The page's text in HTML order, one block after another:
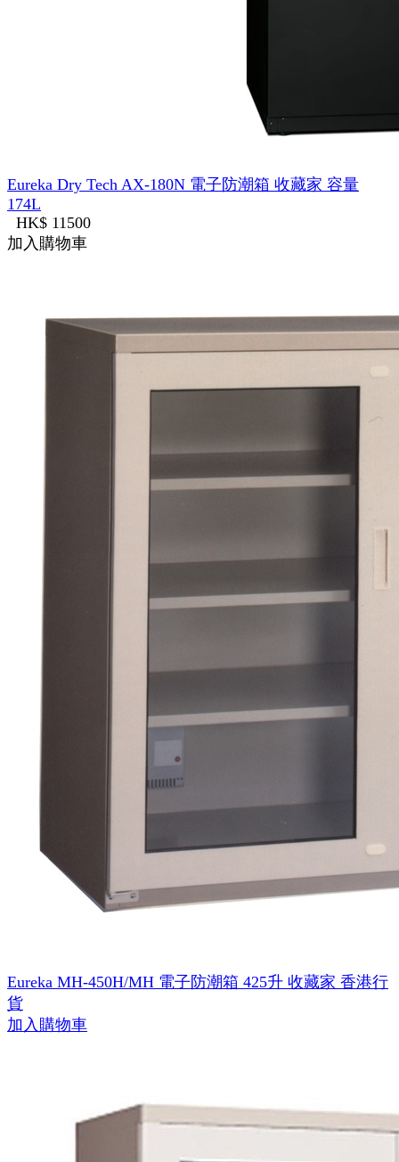
Eureka Dry Tech AX-180N 電子防潮箱 收藏家 容量
174L
HK$ 11500
加入購物車
Eureka MH-450H/MH 電子防潮箱 425升 收藏家 香港行
貨
加入購物車